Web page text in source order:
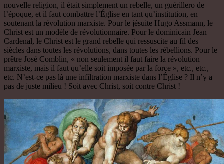
nouvelle religion, il était simplement un rebelle, un guérillero de
l’époque, et il faut combattre l’Église en tant qu’institution, en
soutenant la révolution marxiste. Pour le jésuite Hugo Assmann, le
Christ est un modèle de révolutionnaire. Pour le dominicain Jean
Cardenal, le Christ est le grand rebelle qui ressuscite au fil des
siècles dans toutes les révolutions, dans toutes les rébellions. Pour le
prêtre José Comblin, « non seulement il faut faire la révolution
marxiste, mais il faut qu’elle soit imposée par la force », etc., etc.,
etc. N’est-ce pas là une infiltration marxiste dans l’Église ? Il n’y a
pas de juste milieu ! Soit avec Christ, soit contre Christ !